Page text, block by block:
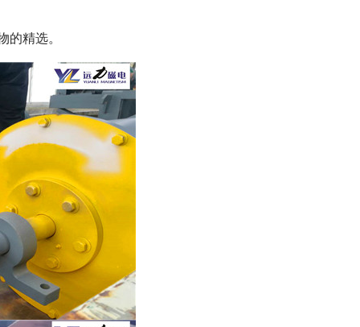
磁永磁滚筒
的精选。